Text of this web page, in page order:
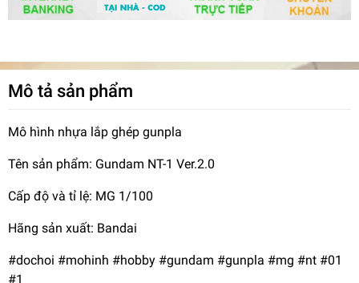
Mô tả sản phẩm
Mô hình nhựa lắp ghép gunpla
Tên sản phẩm: Gundam NT-1 Ver.2.0
Cấp độ và tỉ lệ: MG 1/100
Hãng sản xuất: Bandai
#dochoi #mohinh #hobby #gundam #gunpla #mg #nt #01
#1